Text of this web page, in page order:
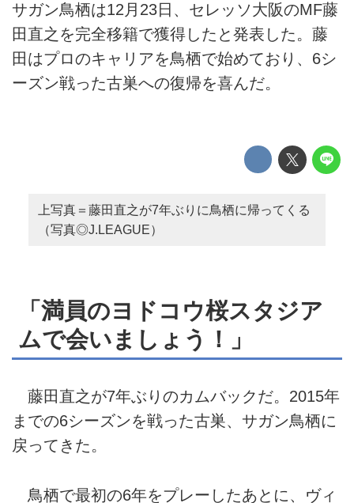
サガン鳥栖は12月23日、セレッソ大阪のMF藤
田直之を完全移籍で獲得したと発表した。藤
田はプロのキャリアを鳥栖で始めており、6シ
ーズン戦った古巣への復帰を喜んだ。
上写真＝藤田直之が7年ぶりに鳥栖に帰ってくる
（写真◎J.LEAGUE）
「満員のヨドコウ桜スタジア
ムで会いましょう！」
藤田直之が7年ぶりのカムバックだ。2015年
までの6シーズンを戦った古巣、サガン鳥栖に
戻ってきた。
鳥栖で最初の6年をプレーしたあとに、ヴィ